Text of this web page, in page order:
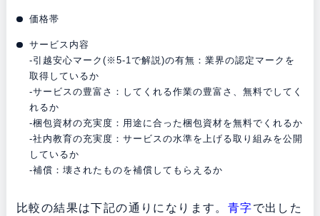
価格帯
サービス内容
-引越安心マーク(※5-1で解説)の有無：業界の認定マークを
取得しているか
-サービスの豊富さ：してくれる作業の豊富さ、無料でしてく
れるか
-梱包資材の充実度：用途に合った梱包資材を無料でくれるか
-社内教育の充実度：サービスの水準を上げる取り組みを公開
しているか
-補償：壊されたものを補償してもらえるか
比較の結果は下記の通りになります。 青字で出した